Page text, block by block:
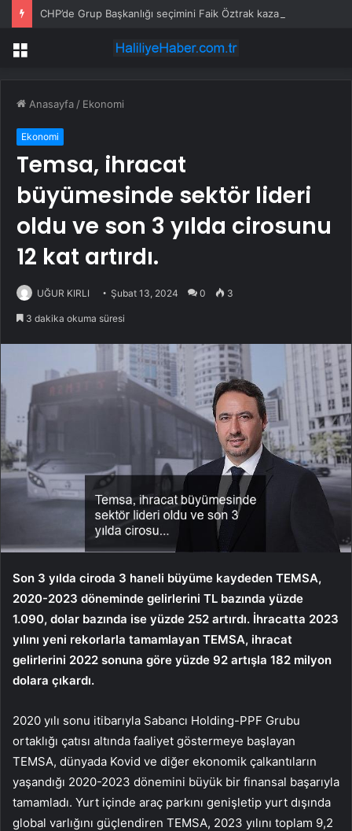
CHP’de Grup Başkanlığı seçimini Faik Öztrak kazandı
Menü
Anasayfa / Ekonomi
Ekonomi
Temsa, ihracat
büyümesinde sektör lideri
oldu ve son 3 yılda cirosunu
12 kat artırdı.
UĞUR KIRLI Şubat 13, 2024 0 3
3 dakika okuma süresi
Son 3 yılda ciroda 3 haneli büyüme kaydeden TEMSA,
2020-2023 döneminde gelirlerini TL bazında yüzde
1.090, dolar bazında ise yüzde 252 artırdı. İhracatta 2023
yılını yeni rekorlarla tamamlayan TEMSA, ihracat
gelirlerini 2022 sonuna göre yüzde 92 artışla 182 milyon
dolara çıkardı.
2020 yılı sonu itibarıyla Sabancı Holding-PPF Grubu
ortaklığı çatısı altında faaliyet göstermeye başlayan
TEMSA, dünyada Kovid ve diğer ekonomik çalkantıların
yaşandığı 2020-2023 dönemini büyük bir finansal başarıyla
tamamladı. Yurt içinde araç parkını genişletip yurt dışında
global varlığını güçlendiren TEMSA, 2023 yılını toplam 9,2